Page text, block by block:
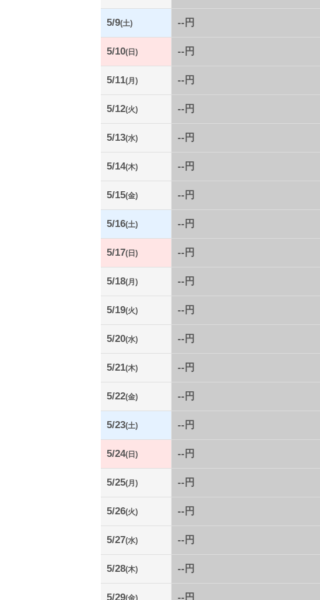
5/9(土) --円
5/10(日) --円
5/11(月) --円
5/12(火) --円
5/13(水) --円
5/14(木) --円
5/15(金) --円
5/16(土) --円
5/17(日) --円
5/18(月) --円
5/19(火) --円
5/20(水) --円
5/21(木) --円
5/22(金) --円
5/23(土) --円
5/24(日) --円
5/25(月) --円
5/26(火) --円
5/27(水) --円
5/28(木) --円
5/29(金) --円